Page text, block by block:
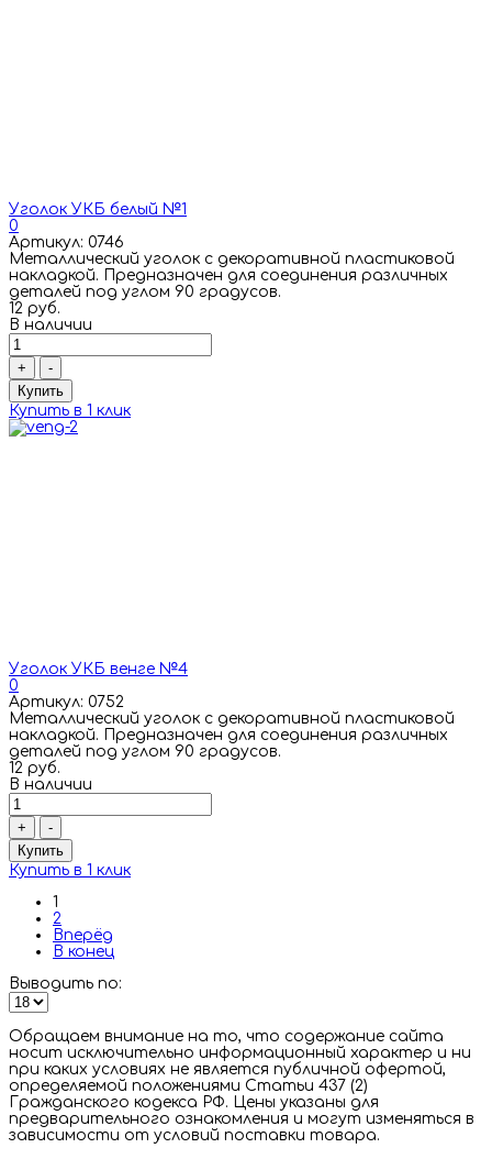
Уголок УКБ белый №1
0
Артикул: 0746
Металлический уголок с декоративной пластиковой
накладкой. Предназначен для соединения различных
деталей под углом 90 градусов.
12 руб.
В наличии
+
-
Купить
Купить в 1 клик
Уголок УКБ венге №4
0
Артикул: 0752
Металлический уголок с декоративной пластиковой
накладкой. Предназначен для соединения различных
деталей под углом 90 градусов.
12 руб.
В наличии
+
-
Купить
Купить в 1 клик
1
2
Вперёд
В конец
Выводить по:
Обращаем внимание на то, что содержание сайта
носит исключительно информационный характер и ни
при каких условиях не является публичной офертой,
определяемой положениями Статьи 437 (2)
Гражданского кодекса РФ. Цены указаны для
предварительного ознакомления и могут изменяться в
зависимости от условий поставки товара.